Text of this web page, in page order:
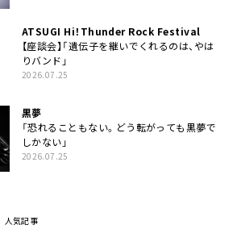
ATSUGI Hi！Thunder Rock Festival
【座談会】「遺伝子を継いでくれるのは、やは
りバンド」
2026.07.25
黒夢
「恐れることもない。どう転がっても黒夢で
しかない」
2026.07.25
人気記事